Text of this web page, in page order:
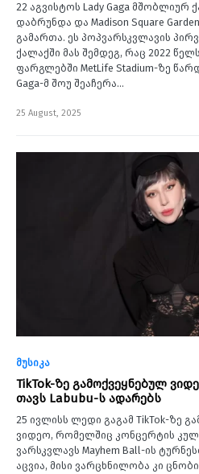
22 აგვისტოს Lady Gaga მშობლიურ
დაბრუნდა და Madison Square
გამართა. ეს პოპვარსკვლავის
ქალაქში მას შემდეგ, რაც 2022
ფარგლებში MetLife Stadium-ზე
Gaga-მ შოუ შეაჩერა…
25 August, 2025
მუსიკა
TikTok-ზე გამოქვეყნებულ
თავს Labubu-ს ადარებს
25 ივლისს ლედი გაგამ TikTok-ზე
ვიდეო, რომელშიც კონცერტის
ვარსკვლავს Mayhem Ball-ის
აცვია, მისი ვარცხნილობა კი